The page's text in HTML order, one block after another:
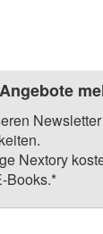
Nextory
Books.*